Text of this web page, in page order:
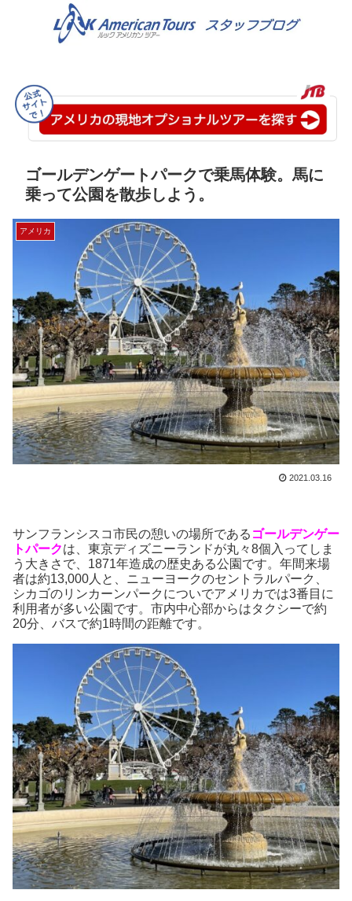
ゴールデンゲートパークで乗馬体験。馬に
乗って公園を散歩しよう。
アメリカ
2021.03.16
サンフランシスコ市民の憩いの場所である ゴールデンゲー
トパークは、東京ディズニーランドが丸々8個 入ってしま
う 大きさで、1871年造成の歴史ある公園です。年間来場
者は約13,000人と、ニューヨークのセントラルパーク、
シカゴのリンカーンパークについでアメリカでは3番目に
利用者が多い公園です。市内中心部からはタクシーで約
20分、バスで約1時間の距離です。